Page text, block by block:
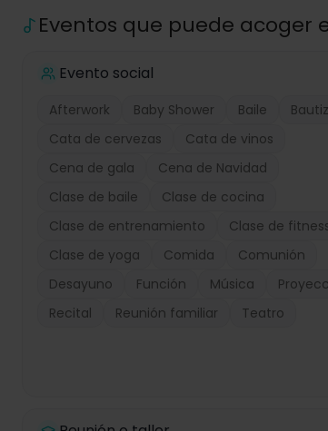
Eventos que puede acoger
Evento social
Afterwork Baby Shower Baile
Cata de cervezas
Cata de vinos
Cena de gala
Cena de Navidad
Clase de baile
Clase de cocina
Clase de entrenamiento
Clase de
Clase de yoga
Comida
Comunión
Desayuno
Función Música
Recital
Reunión familiar Teatro